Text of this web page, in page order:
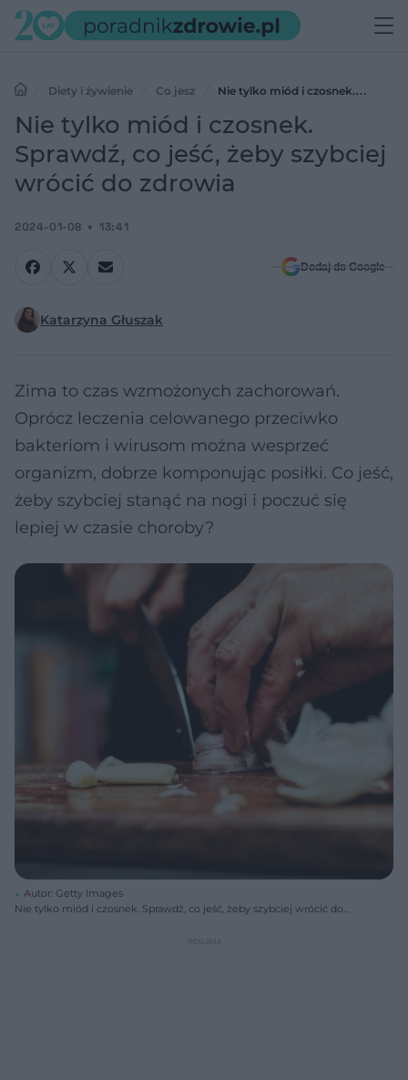
Diety i żywienie Co jesz
Nie tylko miód i czosnek.
Sprawdź, co jeść, żeby szybciej wrócić do zdrowia
Nie tylko miód i czosnek.
Sprawdź, co jeść, żeby szybciej
wrócić do zdrowia
2024-01-08 13:41
Dodaj do Google
Katarzyna Głuszak
Zima to czas wzmożonych zachorowań.
Oprócz leczenia celowanego przeciwko
bakteriom i wirusom można wesprzeć
organizm, dobrze komponując posiłki. Co jeść,
żeby szybciej stanąć na nogi i poczuć się
lepiej w czasie choroby?
Autor: Getty Images
Nie tylko miód i czosnek. Sprawdź, co jeść, żeby szybciej wrócić do